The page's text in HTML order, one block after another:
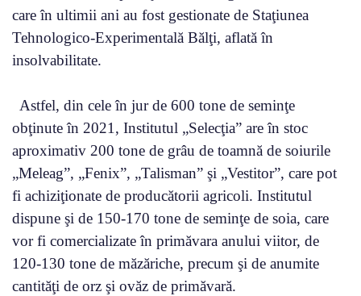
care în ultimii ani au fost gestionate de Staţiunea
Tehnologico-Experimentală Bălţi, aflată în
insolvabilitate.
Astfel, din cele în jur de 600 tone de seminţe
obţinute în 2021, Institutul „Selecţia” are în stoc
aproximativ 200 tone de grâu de toamnă de soiurile
„Meleag”, „Fenix”, „Talisman” şi „Vestitor”, care pot
fi achiziţionate de producătorii agricoli. Institutul
dispune şi de 150-170 tone de seminţe de soia, care
vor fi comercializate în primăvara anului viitor, de
120-130 tone de măzăriche, precum şi de anumite
cantităţi de orz şi ovăz de primăvară.